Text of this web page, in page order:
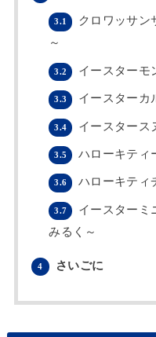
3.1
クロワッサン
～
3.2 イースターモ
3.3 イースターカ
3.4 イースタース
3.5 ハローキティ
3.6 ハローキティ
3.7
イースターミ
みるく～
4 さいごに